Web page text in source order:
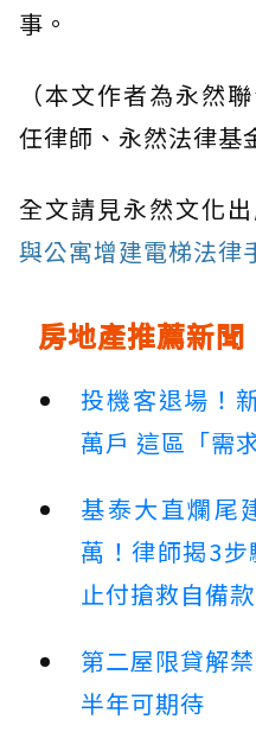
事。
（本文作者為永然
任律師、永然法律基
全文請見永然文化
與公寓增建電梯法律
房地產推薦新聞
投機客退場！
萬戶 這區「需
基泰大直爛尾
萬！律師揭3
止付搶救自備款
第二屋限貸解
半年可期待